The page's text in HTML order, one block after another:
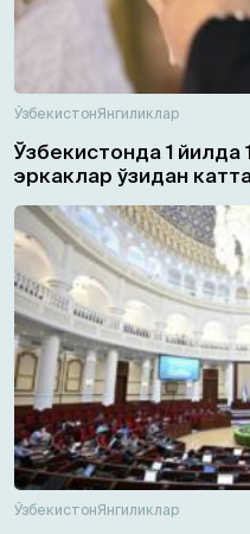
ЎзбекистонЯнгиликлар
Ўзбекистонда 1 йилда
эркаклар ўзидан
ЎзбекистонЯнгиликлар